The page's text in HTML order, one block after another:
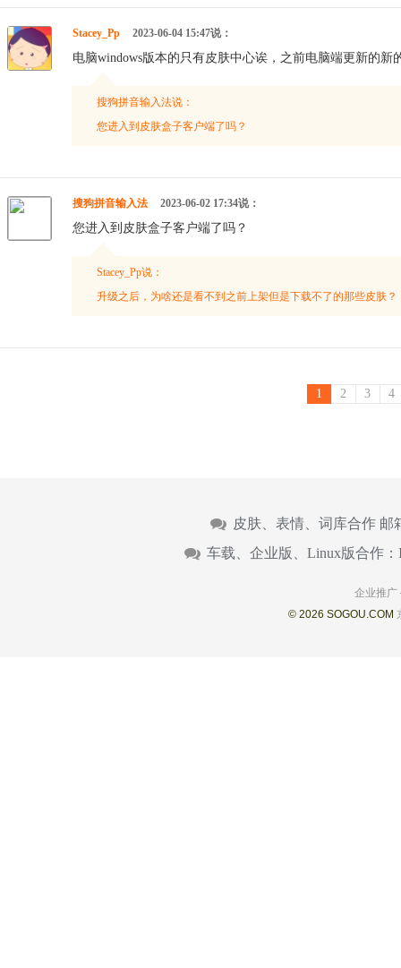
Stacey_Pp 2023-06-04 15:47说：
电脑windows版本的只有皮肤中心诶，之前电脑端更新的新
搜狗拼音输入法说：
您进入到皮肤盒子客户端了吗？
搜狗拼音输入法 2023-06-02 17:34说：
您进入到皮肤盒子客户端了吗？
Stacey_Pp说：
升级之后，为啥还是看不到之前上架但是下载不了的那些皮肤？
1 2 3 4
皮肤、表情、词库合作 邮
车载、企业版、Linux版合作：
企业推广
© 2026 SOGOU.COM